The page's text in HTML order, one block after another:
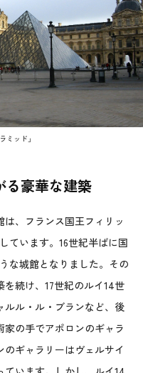
ミッド」
る豪華な建築
、フランス国王フィリッ
ています。16世紀半ばに国
な城館となりました。その
続け、17世紀のルイ14世
ルル・ル・ブランなど、後
家の手でアポロンのギャラ
ギャラリーはヴェルサイ